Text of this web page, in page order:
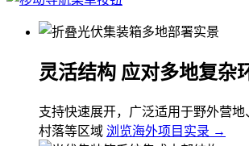
灵活结构 应对多地复杂
支持快速展开，广泛适用于野外营
村落等区域 浏览海外项目实录 →